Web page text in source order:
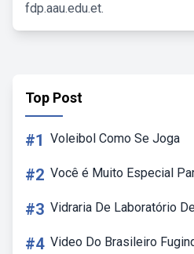
fdp.aau.edu.et.
Top Post
#1 Voleibol Como Se Joga
#2 Você é Muito Especial
#3 Vidraria De Laboratório
#4 Video Do Brasileiro